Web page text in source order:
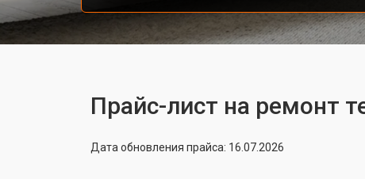
Прайс-лист на ремонт
Дата обновления прайса: 16.07.2026